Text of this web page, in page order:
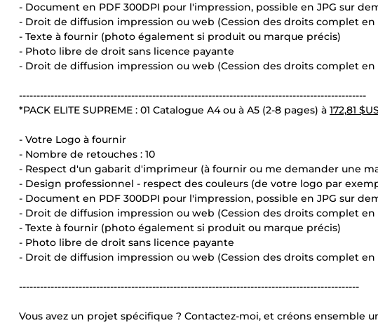
- Document en PDF 300DPI pour l'impression, possible en JPG sur
- Droit de diffusion impression ou web (Cession des droits complet
- Texte à fournir (photo également si produit ou marque précis)
- Photo libre de droit sans licence payante
- Droit de diffusion impression ou web (Cession des droits complet
---------------------------------------------------------------------------------------------------
*PACK ELITE SUPREME : 01 Catalogue A4 ou à A5 (2-8 pages) à 172,81 $US
- Votre Logo à fournir
- Nombre de retouches : 10
- Respect d'un gabarit d'imprimeur (à fournir ou me demander une
- Design professionnel - respect des couleurs (de votre logo par
- Document en PDF 300DPI pour l'impression, possible en JPG sur
- Droit de diffusion impression ou web (Cession des droits complet
- Texte à fournir (photo également si produit ou marque précis)
- Photo libre de droit sans licence payante
- Droit de diffusion impression ou web (Cession des droits complet
-------------------------------------------------------------------------------------------------
Vous avez un projet spécifique ? Contactez-moi, et créons ensemble